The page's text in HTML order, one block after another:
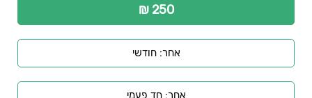
250 ₪
אחר: חודשי
אחר: חד פעמי